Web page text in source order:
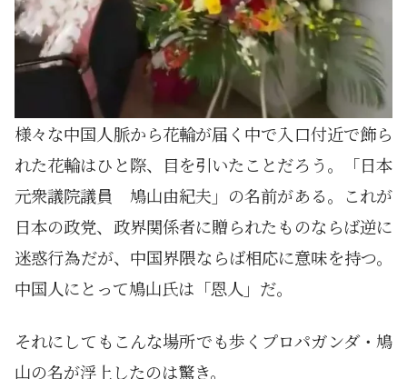
様々な中国人脈から花輪が届く中で入口付近で飾ら
れた花輪はひと際、目を引いたことだろう。「日本
元衆議院議員 鳩山由紀夫」の名前がある。これが
日本の政党、政界関係者に贈られたものならば逆に
迷惑行為だが、中国界隈ならば相応に意味を持つ。
中国人にとって鳩山氏は「恩人」だ。
それにしてもこんな場所でも歩くプロパガンダ・鳩
山の名が浮上したのは驚き。